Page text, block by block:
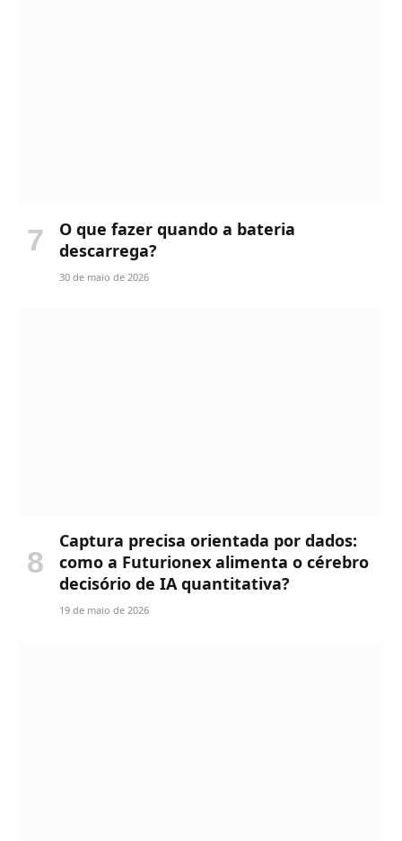
O que fazer quando a bateria
descarrega?
30 de maio de 2026
Captura precisa orientada por dados:
como a Futurionex alimenta o cérebro
decisório de IA quantitativa?
19 de maio de 2026